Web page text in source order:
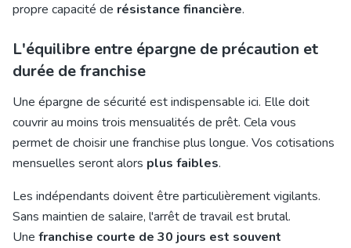
propre capacité de résistance financière.
L'équilibre entre épargne de précaution et
durée de franchise
Une épargne de sécurité est indispensable ici. Elle doit
couvrir au moins trois mensualités de prêt. Cela vous
permet de choisir une franchise plus longue. Vos cotisations
mensuelles seront alors plus faibles.
Les indépendants doivent être particulièrement vigilants.
Sans maintien de salaire, l'arrêt de travail est brutal.
Une franchise courte de 30 jours est souvent